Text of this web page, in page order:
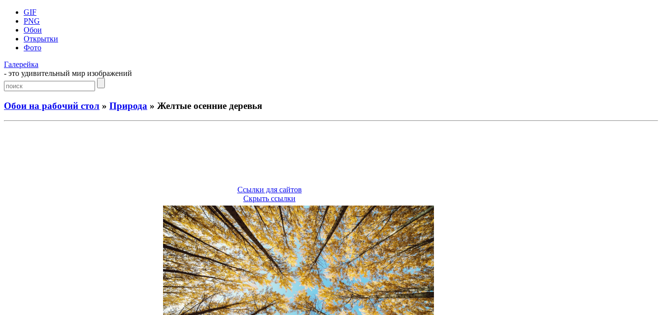
GIF
PNG
Обои
Открытки
Фото
Галерейка
- это удивительный мир изображений
Обои на рабочий стол » Природа » Желтые осенние деревья
Ссылки для сайтов
Скрыть ссылки